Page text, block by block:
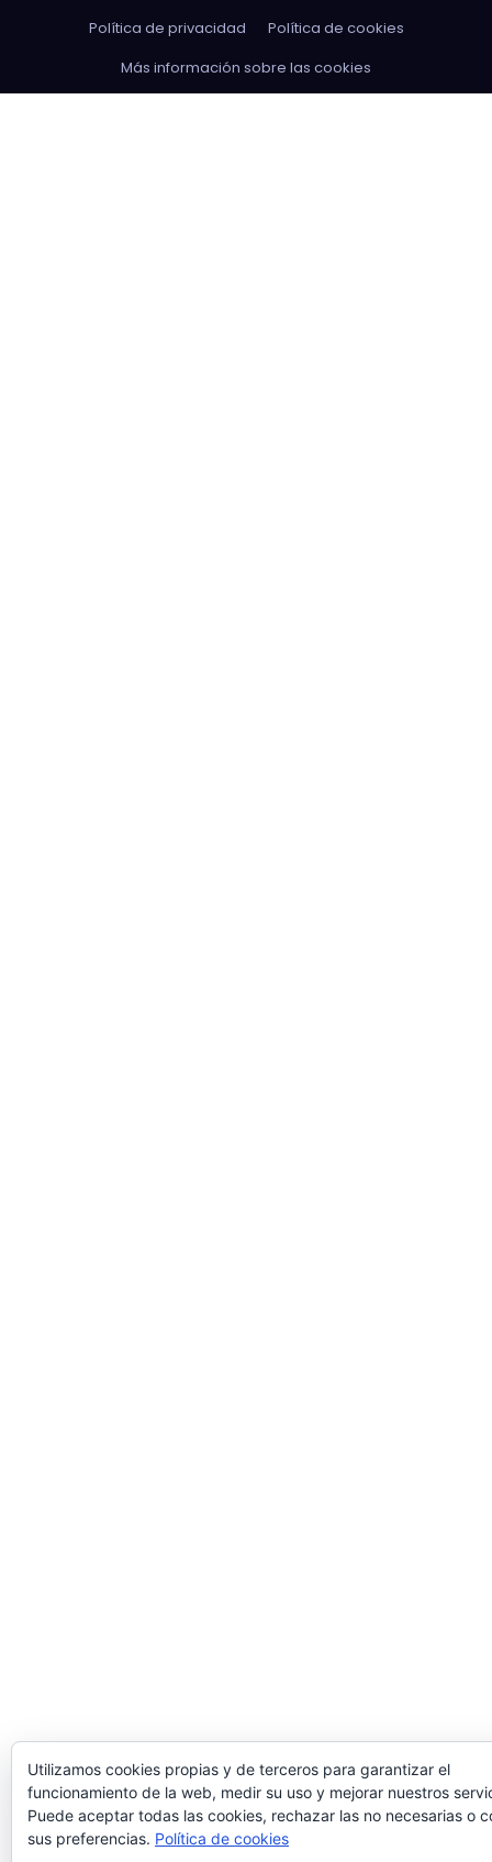
Política de privacidad
Política de cookies
Más información sobre las cookies
Utilizamos cookies propias y de terceros para garantizar el
funcionamiento de la web, medir su uso y mejorar nuestros
Puede aceptar todas las cookies, rechazar las no necesarias o
sus preferencias. Política de cookies